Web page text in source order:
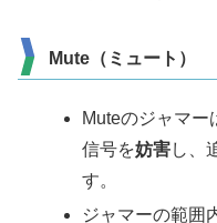
Mute（ミュート）
Muteのジャマ
信号を妨害し、
す。
ジャマーの範囲